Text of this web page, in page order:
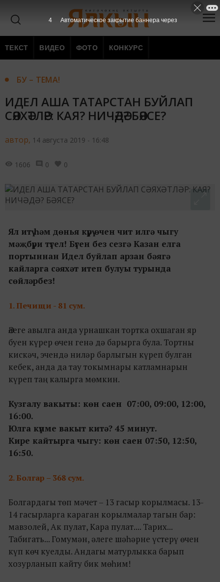
ТЕКСТ ВИДЕО ФОТО КОНКУРС
БУ – ТЕМА!
ИДЕЛ АША ТАТАРСТАН БУЙЛАП
СӘЯХӘТЛӘР: КАЯ? НИЧӘДӘ? БӘЯСЕ?
автор, 14 августа 2019 - 16:48
1606 0 0
Ял итү һәм дөнья күрү өчен чит илгә чыгу
мәҗбүри түгел! Бүген без сезгә Казан елга
портыннан Идел буйлап арзан бәягә
кайларга сәяхәт итеп булуы турында
сөйләрбез!
1. Печищи - 81 сум.
Әлеге авылга анда урнашкан тортка охшаган яр
буен күрер өчен генә дә барырга була. Тортны
кискәч, эчендә ниләр барлыгын күреп булган
кебек, анда да тау токымнары катламнарын
күреп таң калырга мөмкин.
Кузгалу вакыты: көн саен 07:00, 09:00, 12:00,
16:00.
Юлга күпме вакыт китә? 45 минут.
Кире кайтырга чыгу: көн саен 07:50, 12:50,
16:50.
2.Болгар – 368 сум.
Болгардагы төп мәчет – 13 гасыр корылмасы. 13-
14 гасырларга караган корылмалар тагын бар:
мавзолей, Ак пулат, Кара пулат.... Тарих...
Табигать... Гомумән, әлеге шәһәрне үстерү өчен
күп көч куелды. Андагы матурлыкка барып
хозурланып кайту бик мөһим!
3 Автоматическое закрытие баннера через